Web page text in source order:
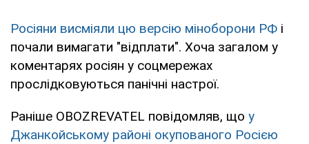
Росіяни висміяли цю версію міноборони РФ і
почали вимагати "відплати". Хоча загалом у
коментарях росіян у соцмережах
прослідковуються панічні настрої.
Раніше OBOZREVATEL повідомляв, що у
Джанкойському районі окупованого Росією